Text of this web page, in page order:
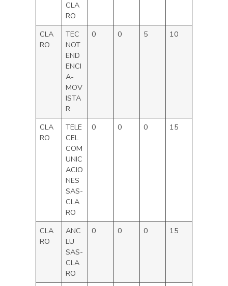
CLA
RO
CLA
RO
TEC
NOT
END
ENCI
A-
MOV
ISTA
R
0 0 5 10
CLA
RO
TELE
CEL
COM
UNIC
ACIO
NES
SAS-
CLA
RO
0 0 0 15
CLA
RO
ANC
LU
SAS-
CLA
RO
0 0 0 15